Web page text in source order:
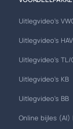
Uitlegvideo's
Uitlegvideo's
Uitlegvideo's TL/
Uitlegvideo's KB
Uitlegvideo's BB
Online bijles (AI)